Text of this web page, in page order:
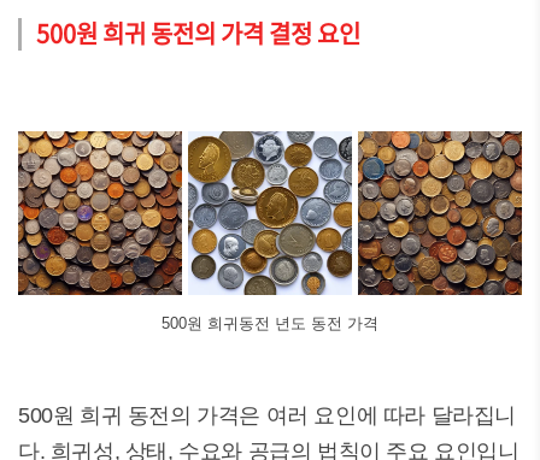
500원 희귀 동전의 가격 결정 요인
500원 희귀동전 년도 동전 가격
500원 희귀 동전의 가격은 여러 요인에 따라 달라집니
다. 희귀성, 상태, 수요와 공급의 법칙이 주요 요인입니